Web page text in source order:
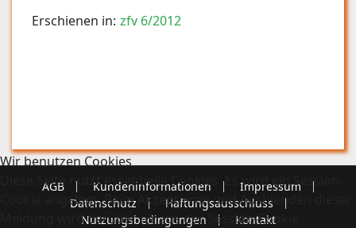
Erschienen in: zfv 6/2012
AGB Kundeninformationen
Impressum
Datenschutz
Haftungsausschluss
Nutzungsbedingungen
Kontakt
Wir benutzen Cookies
Diese Seite nutzt essentielle Cookies. Es wird ein Session-
Cookie angelegt. Beim Akzeptieren und Ausblenden dieser
Meldung wird darüber hinaus der Session-Cookie